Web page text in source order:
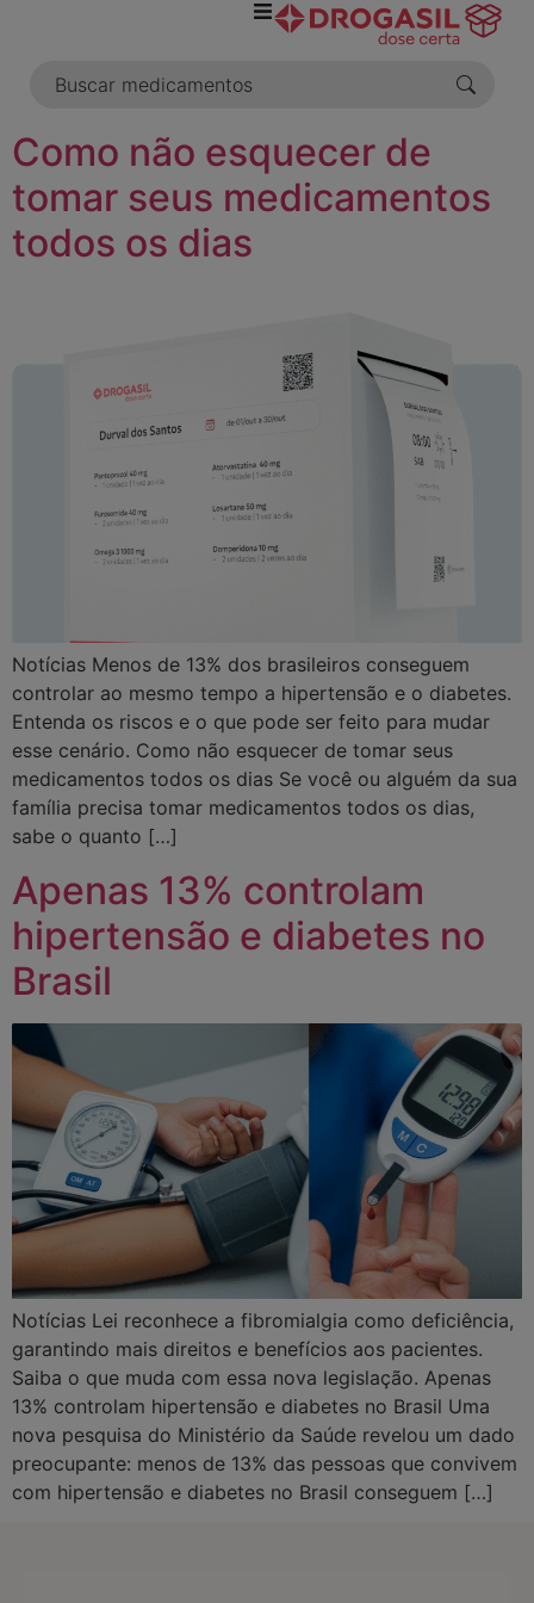
Como não esquecer de
tomar seus medicamentos
todos os dias
Notícias Menos de 13% dos brasileiros conseguem
controlar ao mesmo tempo a hipertensão e o diabetes.
Entenda os riscos e o que pode ser feito para mudar
esse cenário. Como não esquecer de tomar seus
medicamentos todos os dias Se você ou alguém da sua
família precisa tomar medicamentos todos os dias,
sabe o quanto […]
Apenas 13% controlam
hipertensão e diabetes no
Brasil
Notícias Lei reconhece a fibromialgia como deficiência,
garantindo mais direitos e benefícios aos pacientes.
Saiba o que muda com essa nova legislação. Apenas
13% controlam hipertensão e diabetes no Brasil Uma
nova pesquisa do Ministério da Saúde revelou um dado
preocupante: menos de 13% das pessoas que convivem
com hipertensão e diabetes no Brasil conseguem […]